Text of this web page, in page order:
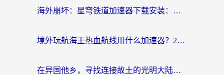
海外崩坏：星穹铁道加速器下载安装：一份给游子的终极网络指南
境外玩航海王热血航线用什么加速器？2026海外玩家实测最优方案（附欧洲问道堡垒前线加速技巧）
在异国他乡，寻找连接故土的光明大陆免费加速器